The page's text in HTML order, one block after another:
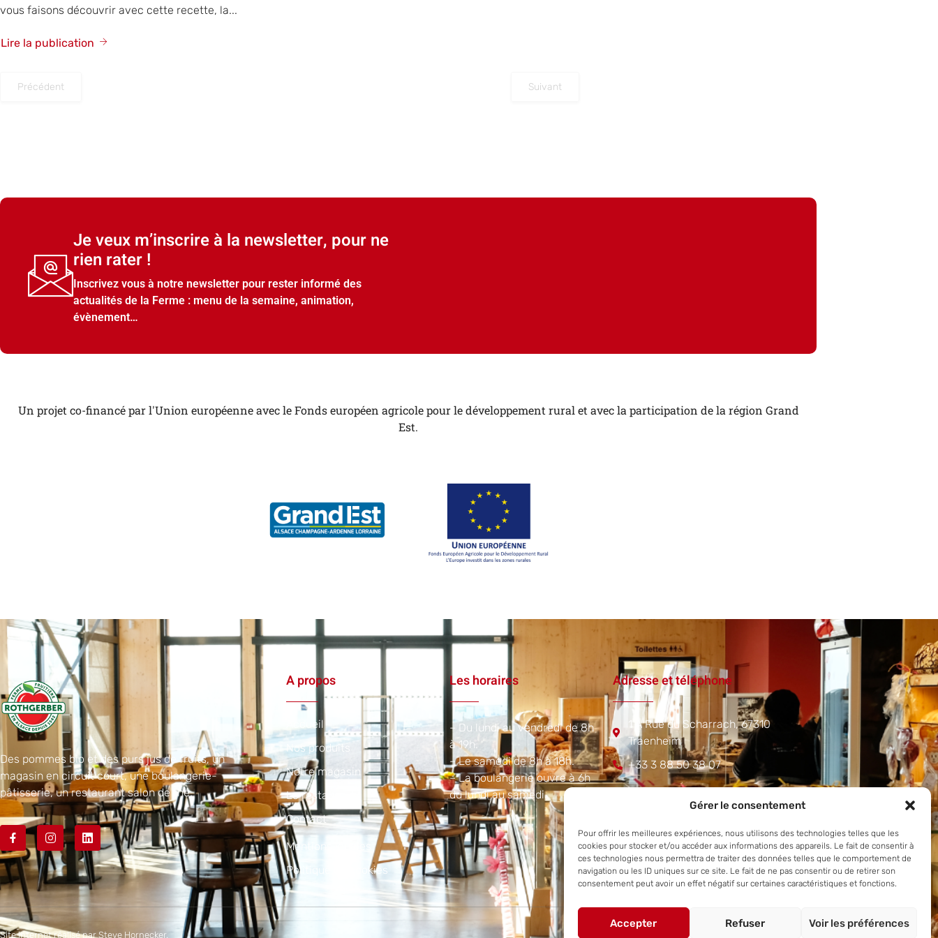
Gérer le consentement
Pour offrir les meilleures expériences, nous utilisons des technologies telles que les
cookies pour stocker et/ou accéder aux informations des appareils. Le fait de consentir à
ces technologies nous permettra de traiter des données telles que le comportement de
navigation ou les ID uniques sur ce site. Le fait de ne pas consentir ou de retirer son
consentement peut avoir un effet négatif sur certaines caractéristiques et fonctions.
Accepter Refuser Voir les préférences
vous faisons découvrir avec cette recette, la...
Lire la publication
Précédent Suivant
Je veux m’inscrire à la newsletter, pour ne
rien rater !
Inscrivez vous à notre newsletter pour rester informé des
actualités de la Ferme : menu de la semaine, animation,
évènement…
Un projet co-financé par l'Union européenne avec le Fonds européen agricole pour le développement rural et avec la participation de la région Grand
Est.
Des pommes bio et des purs jus de fruits, un
magasin en circuit court, une boulangerie-
pâtisserie, un restaurant salon de thé.
A propos
Accueil
Nos produits
Notre magasin
Le restaurant
Contact
Mentions légales
Politique de cookies
Les horaires
– Du lundi au vendredi de 8h
à 19h.
– Le samedi de 8h à 18h.
– La boulangerie ouvre à 6h
du lundi au samedi.​
Adresse et téléphone
1 A Rue du Scharrach, 67310
Traenheim
+33 3 88 50 38 07
Site internet réalisé parSteve Hornecker.